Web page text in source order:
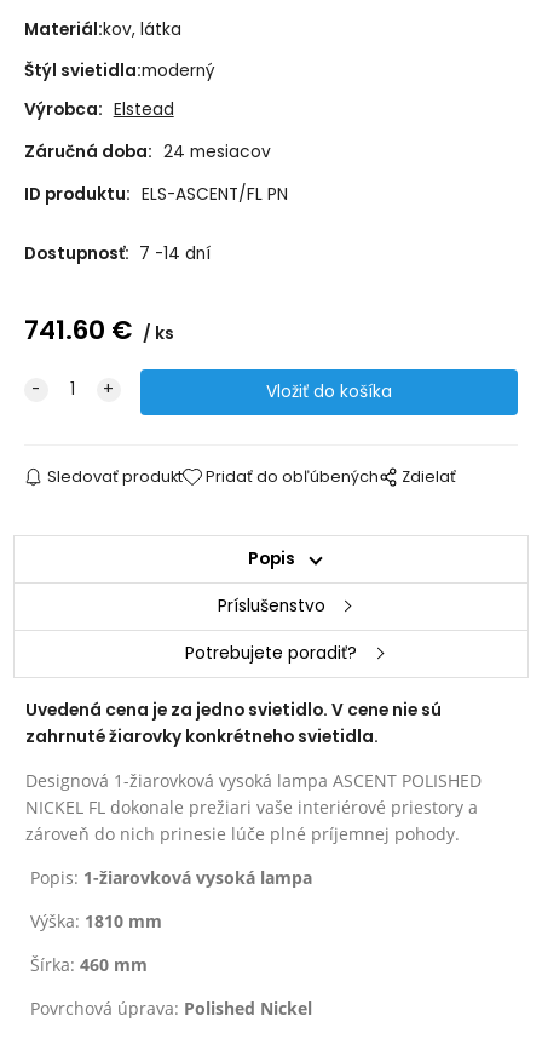
Materiál:kov, látka
Štýl svietidla:moderný
Výrobca: Elstead
Záručná doba: 24 mesiacov
ID produktu: ELS-ASCENT/FL PN
Dostupnosť: 7 -14 dní
741.60 € ks
Sledovať produkt Pridať do obľúbených Zdielať
Popis
Príslušenstvo
Potrebujete poradiť?
Uvedená cena je za jedno svietidlo. V cene nie sú
zahrnuté žiarovky konkrétneho svietidla.
Designová 1-žiarovková vysoká lampa ASCENT POLISHED
NICKEL FL dokonale prežiari vaše interiérové priestory a
zároveň do nich prinesie lúče plné príjemnej pohody.
Popis: 1-žiarovková vysoká lampa
Výška: 1810 mm
Šírka:460 mm
Povrchová úprava: Polished Nickel